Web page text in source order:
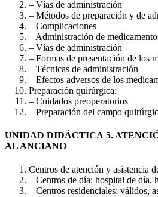
– Vías de administración
– Métodos de preparación y de
– Complicaciones
– Administración de
– Vías de administración
– Formas de presentación de los
– Técnicas de administración
– Efectos adversos de los
Preparación quirúrgica:
– Cuidados preoperatorios
– Preparación del campo
UNIDAD DIDÁCTICA 5.
AL ANCIANO
Centros de atención y asistencia
– Centros de día: hospital de día,
– Centros residenciales: válidos,